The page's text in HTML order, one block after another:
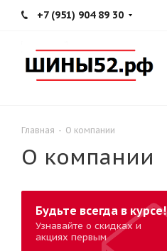
+7 (951) 904 89 30
Главная - О компании
О компании
Будьте всегда в курсе!
Узнавайте о скидках и
акциях первым